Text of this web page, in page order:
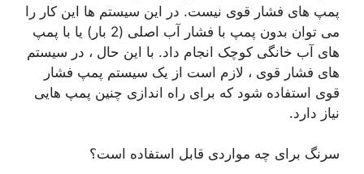
پمپ های فشار قوی نیست. در این سیستم ها این کار را
می توان بدون پمپ با فشار آب اصلی (2 بار) یا با پمپ
های آب خانگی کوچک انجام داد. با این حال ، در سیستم
های فشار قوی ، لازم است از یک سیستم پمپ فشار
قوی استفاده شود که برای راه اندازی چنین پمپ هایی
نیاز دارد.
سرنگ برای چه مواردی قابل استفاده است؟